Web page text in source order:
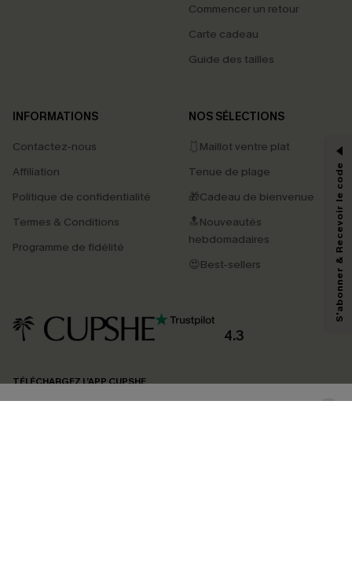
Commencer un retour
Carte cadeau
Guide des tailles
INFORMATIONS
Contactez-nous
Affiliation
Politique de confidentialité
Termes & Conditions
Programme de fidélité
NOS SÉLECTIONS
🩱Maillot ventre plat
Tenue de plage
🎁Cadeau de bienvenue
🔝Nouveautés
hebdomadaires
😍Best-sellers
4.3
TÉLÉCHARGEZ L’APP CUPSHE
PROFITEZ DE -15%
-15% dès 2 Achetés par E-mail
*Un code par commande, valable une seule fois.
En soumettant votre adresse e-mail, vous acceptez de recevoir des e-mails
marketing (y compris du contenu généré par l'IA) de Cupshe et
reconnaissez avoir pris connaissance de nos
pouvons utiliser les données collectées sur notre site ainsi que des
produits susceptibles de vous intéresser, conformément à notre
Politique de
confidentialité
. Vous pouvez vous désabonner à tout moment.
S'abonner & Recevoir le code